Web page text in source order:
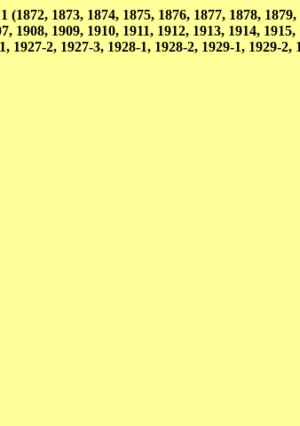
1873, 1874, 1875, 1876, 1877, 1878, 1879,
1908, 1909, 1910, 1911, 1912, 1913, 1914,
1927-2, 1927-3, 1928-1, 1928-2, 1929-1, 1929-